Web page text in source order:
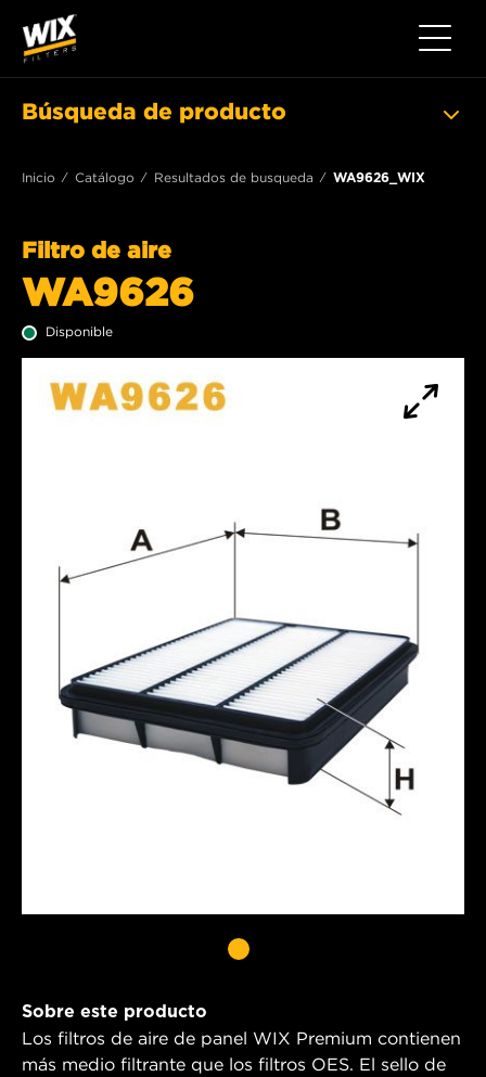
Toggle
Búsqueda de producto
Inicio Catálogo Resultados de busqueda WA9626_WIX
Filtro de aire
WA9626
Disponible
Sobre este producto
Los filtros de aire de panel WIX Premium contienen
más medio filtrante que los filtros OES. El sello de